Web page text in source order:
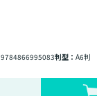
9784866995083判型： A6判